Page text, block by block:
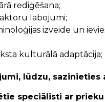
rediģēšana;
labojumi;
izveide un
kulturālā adaptācija;
lūdzu, sazinieties
speciālisti ar